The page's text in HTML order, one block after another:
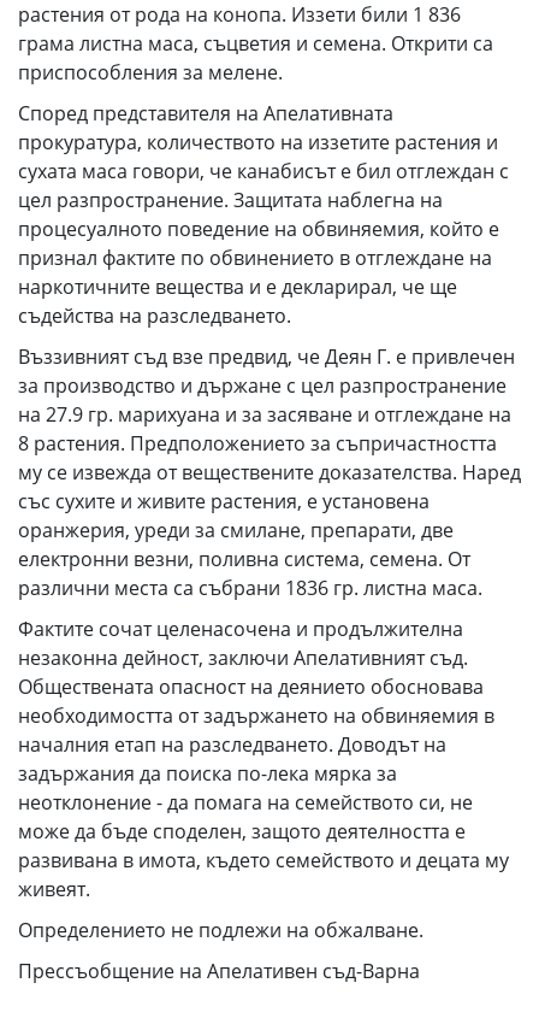
растения от рода на конопа. Иззети били 1 836
грама листна маса, съцветия и семена. Открити са
приспособления за мелене.
Според представителя на Апелативната
прокуратура, количеството на иззетите растения и
сухата маса говори, че канабисът е бил отглеждан с
цел разпространение. Защитата наблегна на
процесуалното поведение на обвиняемия, който е
признал фактите по обвинението в отглеждане на
наркотичните вещества и е декларирал, че ще
съдейства на разследването.
Въззивният съд взе предвид, че Деян Г. е привлечен
за производство и държане с цел разпространение
на 27.9 гр. марихуана и за засяване и отглеждане на
8 растения. Предположението за съпричастността
му се извежда от веществените доказателства. Наред
със сухите и живите растения, е установена
оранжерия, уреди за смилане, препарати, две
електронни везни, поливна система, семена. От
различни места са събрани 1836 гр. листна маса.
Фактите сочат целенасочена и продължителна
незаконна дейност, заключи Апелативният съд.
Обществената опасност на деянието обосновава
необходимостта от задържането на обвиняемия в
началния етап на разследването. Доводът на
задържания да поиска по-лека мярка за
неотклонение - да помага на семейството си, не
може да бъде споделен, защото деятелността е
развивана в имота, където семейството и децата му
живеят.
Определението не подлежи на обжалване.
Прессъобщение на Апелативен съд-Варна